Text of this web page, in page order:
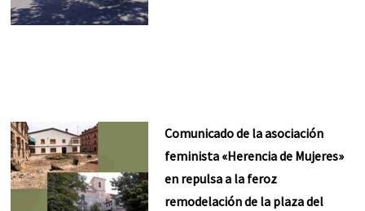
Comunicado de la asociación
feminista «Herencia de Mujeres»
en repulsa a la feroz
remodelación de la plaza del